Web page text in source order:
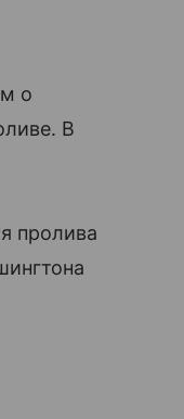
о
В
пролива